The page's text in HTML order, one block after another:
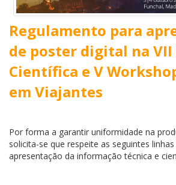
Regulamento para
de poster digital na VII
Científica e V
em Viajantes
Por forma a garantir uniformidade na
solicita-se que respeite as seguintes
apresentação da informação técnica e